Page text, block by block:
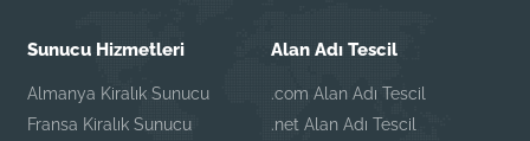
Sunucu Hizmetleri
Almanya Kiralık Sunucu
Fransa Kiralık Sunucu
Alan Adı Tescil
.com Alan Adı Tescil
.net Alan Adı Tescil